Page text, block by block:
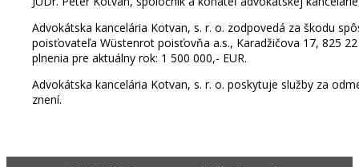
Advokátska kancelária Kotvan, s. r. o. zodpovedá za škodu
poisťovateľa Wüstenrot poisťovňa a.s., Karadžičova 17, 825
plnenia pre aktuálny rok: 1 500 000,- EUR.
Advokátska kancelária Kotvan, s. r. o. poskytuje služby za
znení.